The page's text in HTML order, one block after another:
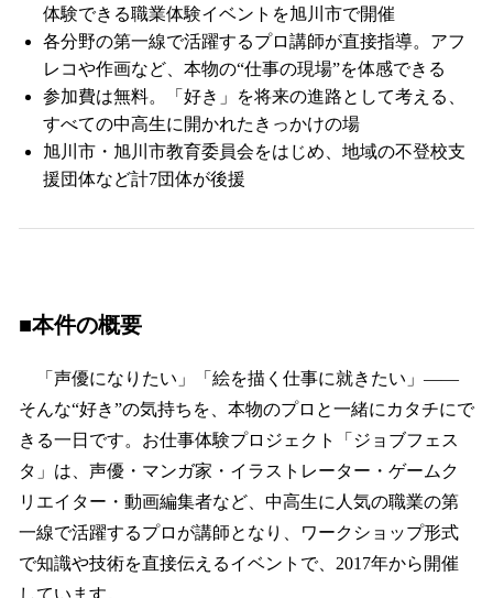
体験できる職業体験イベントを旭川市で開催
各分野の第一線で活躍するプロ講師が直接指導。アフ
レコや作画など、本物の“仕事の現場”を体感できる
参加費は無料。「好き」を将来の進路として考える、
すべての中高生に開かれたきっかけの場
旭川市・旭川市教育委員会をはじめ、地域の不登校支
援団体など計7団体が後援
■本件の概要
「声優になりたい」「絵を描く仕事に就きたい」――
そんな“好き”の気持ちを、本物のプロと一緒にカタチにで
きる一日です。お仕事体験プロジェクト「ジョブフェス
タ」は、声優・マンガ家・イラストレーター・ゲームク
リエイター・動画編集者など、中高生に人気の職業の第
一線で活躍するプロが講師となり、ワークショップ形式
で知識や技術を直接伝えるイベントで、2017年から開催
しています。